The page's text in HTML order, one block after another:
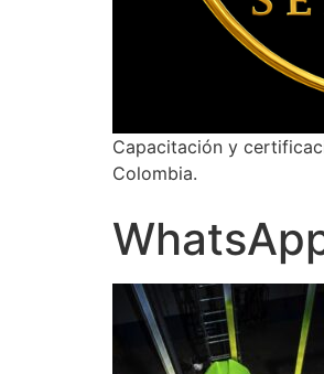
Capacitación y
Colombia.